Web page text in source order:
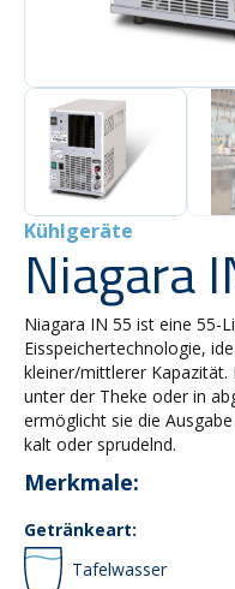
Kühlgeräte
Niagara
Niagara IN 55 ist eine 55-
Eisspeichertechnologie,
kleiner/mittlerer
unter der Theke oder in
ermöglicht sie die
kalt oder sprudelnd.
Merkmale:
Getränkeart:
Tafelwasser